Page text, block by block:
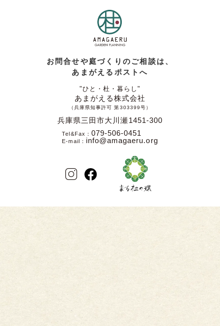
お問合せや庭づくりのご相談は、
あまがえるポストへ
"ひと・杜・暮らし"
あまがえる株式会社
（兵庫県知事許可 第303399号）
兵庫県三田市大川瀬1451-300
Tel&Fax 079-506-0451
E-mail info@amagaeru.org